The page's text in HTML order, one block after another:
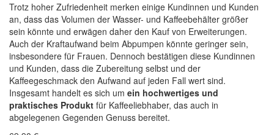
Trotz hoher Zufriedenheit merken einige Kundinnen und Kunden
an, dass das Volumen der Wasser- und Kaffeebehälter größer
sein könnte und erwägen daher den Kauf von Erweiterungen.
Auch der Kraftaufwand beim Abpumpen könnte geringer sein,
insbesondere für Frauen. Dennoch bestätigen diese Kundinnen
und Kunden, dass die Zubereitung selbst und der
Kaffeegeschmack den Aufwand auf jeden Fall wert sind.
Insgesamt handelt es sich um ein hochwertiges und
praktisches Produkt für Kaffeeliebhaber, das auch in
abgelegenen Gegenden Genuss bereitet.